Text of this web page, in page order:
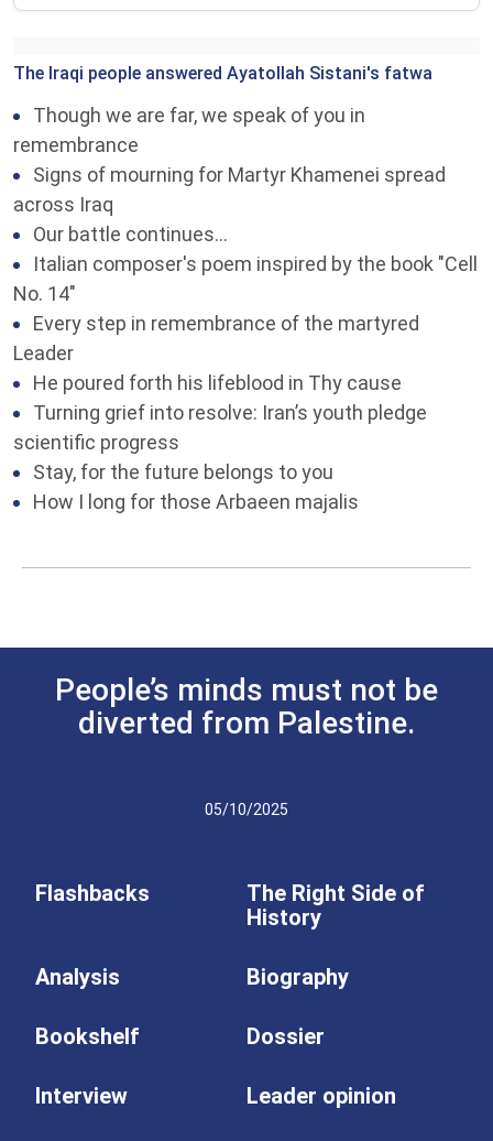
The Iraqi people answered Ayatollah Sistani's fatwa
Though we are far, we speak of you in
remembrance
Signs of mourning for Martyr Khamenei spread
across Iraq
Our battle continues...
Italian composer's poem inspired by the book "Cell
No. 14"
Every step in remembrance of the martyred
Leader
He poured forth his lifeblood in Thy cause
Turning grief into resolve: Iran’s youth pledge
scientific progress
Stay, for the future belongs to you
How I long for those Arbaeen majalis
People’s minds must not be
diverted from Palestine.
05/10/2025
Flashbacks
The Right Side of
History
Analysis Biography
Bookshelf Dossier
Interview Leader opinion